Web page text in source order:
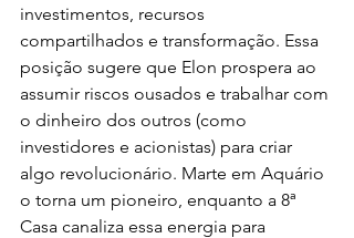
investimentos, recursos
compartilhados e transformação. Essa
posição sugere que Elon prospera ao
assumir riscos ousados e trabalhar com
o dinheiro dos outros (como
investidores e acionistas) para criar
algo revolucionário. Marte em Aquário
o torna um pioneiro, enquanto a 8ª
Casa canaliza essa energia para